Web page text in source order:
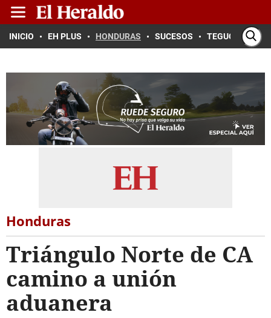
INICIO EH PLUS HONDURAS SUCESOS TEGUCIGALPA
Honduras
Triángulo Norte de CA
camino a unión
aduanera